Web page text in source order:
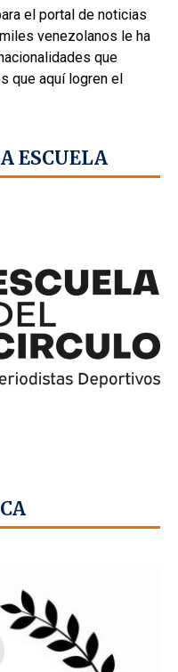
el portal de noticias
venezolanos le ha
que
que aquí logren el
ESCUELA